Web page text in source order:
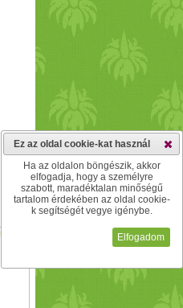
Ez az oldal cookie-kat használ
Ha az oldalon böngészik, akkor
elfogadja, hogy a személyre
szabott, maradéktalan minőségű
tartalom érdekében az oldal cookie-
k segítségét vegye igénybe.
Elfogadom